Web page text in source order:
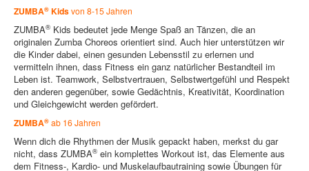
ZUMBA® Kidsvon 8-15 Jahren
ZUMBA® Kids bedeutet jede Menge Spaß an Tänzen, die an
originalen Zumba Choreos orientiert sind. Auch hier unterstützen wir
die Kinder dabei, einen gesunden Lebensstil zu erlernen und
vermitteln ihnen, dass Fitness ein ganz natürlicher Bestandteil im
Leben ist. Teamwork, Selbstvertrauen, Selbstwertgefühl und Respekt
den anderen gegenüber, sowie Gedächtnis, Kreativität, Koordination
und Gleichgewicht werden gefördert.
ZUMBA® ab 16 Jahren
Wenn dich die Rhythmen der Musik gepackt haben, merkst du gar
nicht, dass ZUMBA® ein komplettes Workout ist, das Elemente aus
dem Fitness-, Kardio- und Muskelaufbautraining sowie Übungen für